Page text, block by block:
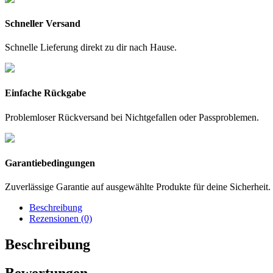
Schneller Versand
Schnelle Lieferung direkt zu dir nach Hause.
Einfache Rückgabe
Problemloser Rückversand bei Nichtgefallen oder Passproblemen.
Garantiebedingungen
Zuverlässige Garantie auf ausgewählte Produkte für deine Sicherheit.
Beschreibung
Rezensionen (0)
Beschreibung